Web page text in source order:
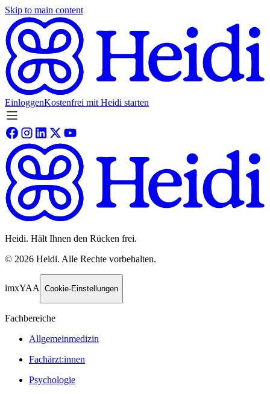
Skip to main content
EinloggenKostenfrei mit Heidi starten
Heidi. Hält Ihnen den Rücken frei.
© 2026 Heidi. Alle Rechte vorbehalten.
imxYAA Cookie-Einstellungen
Fachbereiche
Allgemeinmedizin
Fachärzt:innen
Psychologie